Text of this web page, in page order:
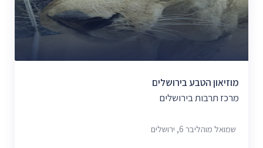
מוזיאון הטבע בירושלים
מרכז תרבות בירושלים
שמואל מוהליבר 6, ירושלים